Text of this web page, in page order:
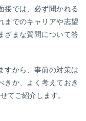
接では、必ず聞かれる
までのキャリアや志望
ざまな質問について答
すから、事前の対策は
きか、よく考えておき
てご紹介します。